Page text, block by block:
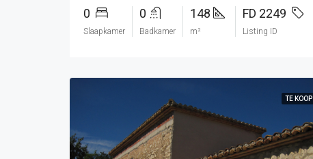
0
Slaapkamer
0
Badkamer
148
m²
FD 2249
Listing ID
TE KOOP